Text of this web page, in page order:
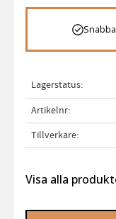
Lagerstatus
Artikelnr
Tillverkare
Visa alla